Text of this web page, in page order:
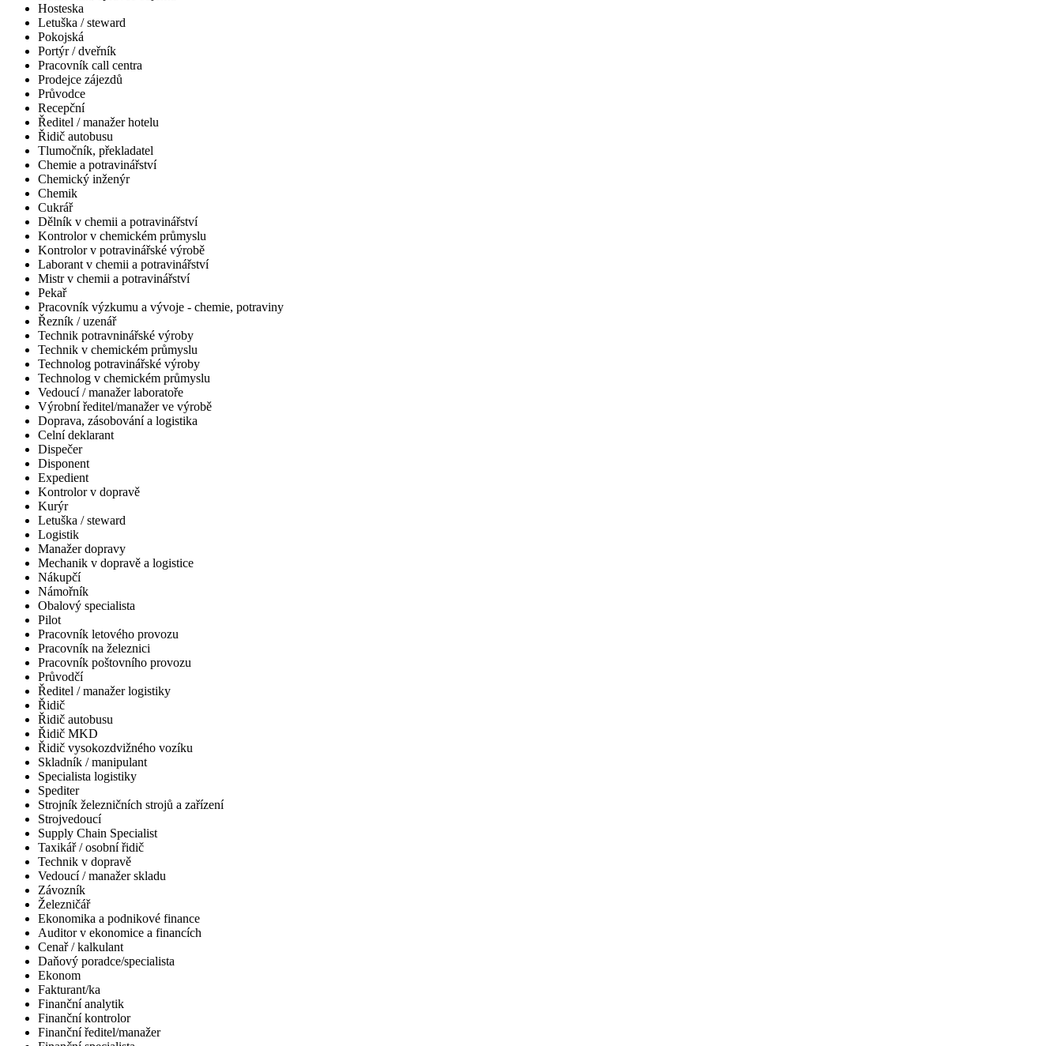
Hosteska
Letuška / steward
Pokojská
Portýr / dveřník
Pracovník call centra
Prodejce zájezdů
Průvodce
Recepční
Ředitel / manažer hotelu
Řidič autobusu
Tlumočník, překladatel
Chemie a potravinářství
Chemický inženýr
Chemik
Cukrář
Dělník v chemii a potravinářství
Kontrolor v chemickém průmyslu
Kontrolor v potravinářské výrobě
Laborant v chemii a potravinářství
Mistr v chemii a potravinářství
Pekař
Pracovník výzkumu a vývoje - chemie, potraviny
Řezník / uzenář
Technik potravninářské výroby
Technik v chemickém průmyslu
Technolog potravinářské výroby
Technolog v chemickém průmyslu
Vedoucí / manažer laboratoře
Výrobní ředitel/manažer ve výrobě
Doprava, zásobování a logistika
Celní deklarant
Dispečer
Disponent
Expedient
Kontrolor v dopravě
Kurýr
Letuška / steward
Logistik
Manažer dopravy
Mechanik v dopravě a logistice
Nákupčí
Námořník
Obalový specialista
Pilot
Pracovník letového provozu
Pracovník na železnici
Pracovník poštovního provozu
Průvodčí
Ředitel / manažer logistiky
Řidič
Řidič autobusu
Řidič MKD
Řidič vysokozdvižného vozíku
Skladník / manipulant
Specialista logistiky
Spediter
Strojník železničních strojů a zařízení
Strojvedoucí
Supply Chain Specialist
Taxikář / osobní řidič
Technik v dopravě
Vedoucí / manažer skladu
Závozník
Železničář
Ekonomika a podnikové finance
Auditor v ekonomice a financích
Cenař / kalkulant
Daňový poradce/specialista
Ekonom
Fakturant/ka
Finanční analytik
Finanční kontrolor
Finanční ředitel/manažer